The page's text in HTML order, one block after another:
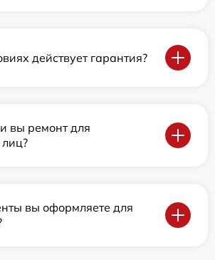
действует гарантия?
вы ремонт для
вы оформляете для